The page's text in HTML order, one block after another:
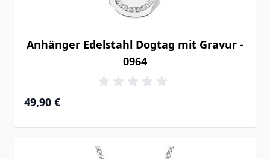
Anhänger Edelstahl Dogtag mit Gravur -
0964
49,90 €